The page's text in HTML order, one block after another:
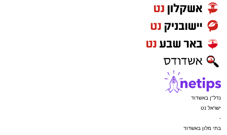
נדל"ן באשדוד
ישראל נט
-
בתי מלון באשדוד